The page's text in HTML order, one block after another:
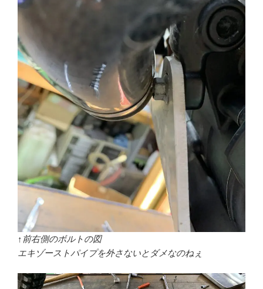
↑前右側のボルトの図
エキゾーストパイプを外さないとダメなのねぇ